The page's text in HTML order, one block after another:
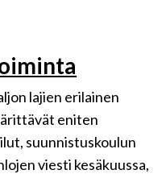
lajien erilainen
eniten
suunnistuskoulun
viesti kesäkuussa,